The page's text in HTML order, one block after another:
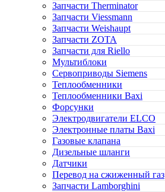
Запчасти Therminator
Запчасти Viessmann
Запчасти Weishaupt
Запчасти ZOTA
Запчасти для Riello
Мультиблоки
Сервоприводы Siemens
Теплообменники
Теплообменники Baxi
Форсунки
Электродвигатели ELCO
Электронные платы Baxi
Газовые клапана
Дизельные шланги
Датчики
Перевод на сжиженный газ
Запчасти Lamborghini